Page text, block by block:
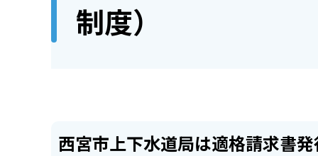
制度）
西宮市上下水道局は適格請求書